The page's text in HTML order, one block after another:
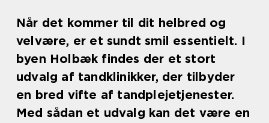
Når det kommer til dit helbred og
velvære, er et sundt smil essentielt. I
byen Holbæk findes der et stort
udvalg af tandklinikker, der tilbyder
en bred vifte af tandplejetjenester.
Med sådan et udvalg kan det være en